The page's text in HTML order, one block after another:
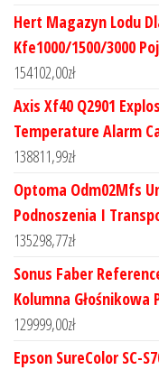
Hert Magazyn Lodu
Kfe1000/1500/3000
154102,00zł
Axis Xf40 Q2901
Temperature Alarm
138811,99zł
Optoma Odm02Mfs
Podnoszenia I
135298,77zł
Sonus Faber
Kolumna Głośnikowa
129999,00zł
Epson SureColor SC-